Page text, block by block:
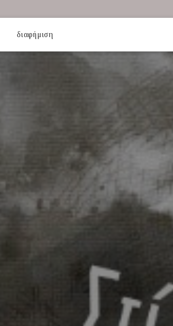
διαφήμιση